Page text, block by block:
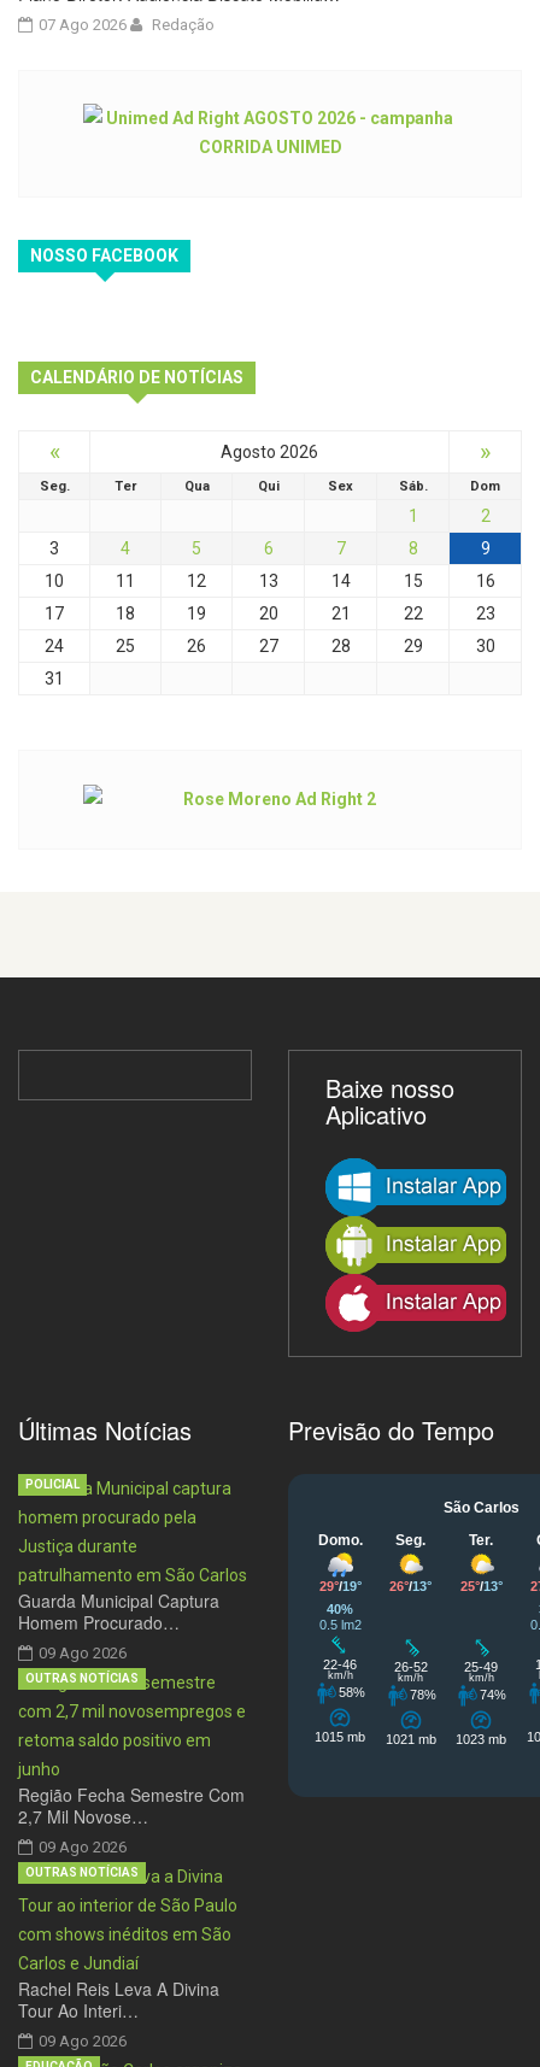
07 Ago 2026 Redação
NOSSO FACEBOOK
CALENDÁRIO DE NOTÍCIAS
« Agosto 2026 »
Seg. Ter Qua Qui Sex Sáb. Dom
1
2
3
4 5 6 7 8
9
10
11 12 13 14 15
16
17
18 19 20 21 22
23
24
25 26 27 28 29
30
31
Baixe nosso
Aplicativo
Últimas Notícias
Guarda Municipal Captura
Homem Procurado…
09 Ago 2026
POLICIAL
Região Fecha Semestre Com
2,7 Mil Novose…
09 Ago 2026
OUTRAS NOTÍCIAS
Rachel Reis Leva A Divina
Tour Ao Interi…
09 Ago 2026
OUTRAS NOTÍCIAS
Previsão do Tempo